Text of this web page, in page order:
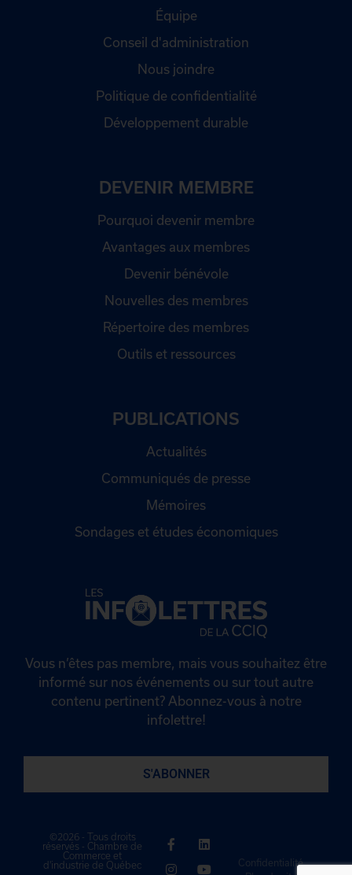
Équipe
Conseil d'administration
Nous joindre
Politique de confidentialité
Développement durable
DEVENIR MEMBRE
Pourquoi devenir membre
Avantages aux membres
Devenir bénévole
Nouvelles des membres
Répertoire des membres
Outils et ressources
PUBLICATIONS
Actualités
Communiqués de presse
Mémoires
Sondages et études économiques
Vous n’êtes pas membre, mais vous souhaitez être
informé sur nos événements ou sur tout autre
contenu pertinent? Abonnez-vous à notre
infolettre!
S'ABONNER
©2026 - Tous droits
réservés - Chambre de
Commerce et
d'industrie de Québec
Confidentialité